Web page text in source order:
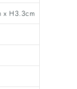
x H3.3cm